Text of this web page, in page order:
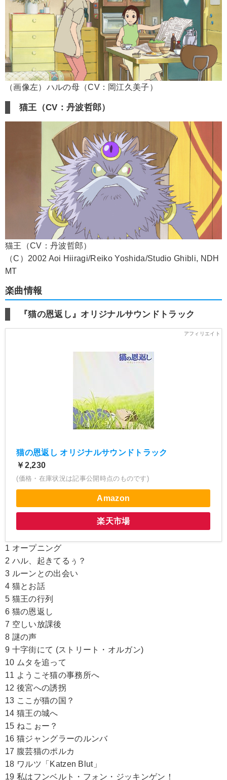
（画像左）ハルの母（CV：岡江久美子）
猫王（CV：丹波哲郎）
猫王（CV：丹波哲郎）
（C）2002 Aoi Hiiragi/Reiko Yoshida/Studio Ghibli, NDH
MT
楽曲情報
『猫の恩返し』オリジナルサウンドトラック
猫の恩返し オリジナルサウンドトラック
￥2,230
(価格・在庫状況は記事公開時点のものです)
Amazon
楽天市場
1 オープニング
2 ハル、起きてるぅ？
3 ルーンとの出会い
4 猫とお話
5 猫王の行列
6 猫の恩返し
7 空しい放課後
8 謎の声
9 十字街にて (ストリート・オルガン)
10 ムタを追って
11 ようこそ猫の事務所へ
12 後宮への誘拐
13 ここが猫の国？
14 猫王の城へ
15 ねこぉー？
16 猫ジャングラーのルンバ
17 腹芸猫のポルカ
18 ワルツ「Katzen Blut」
19 私はフンベルト・フォン・ジッキンゲン！